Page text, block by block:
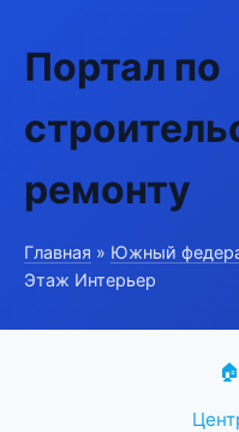
Портал по
ремонту
Главная » Южный
Этаж Интерьер